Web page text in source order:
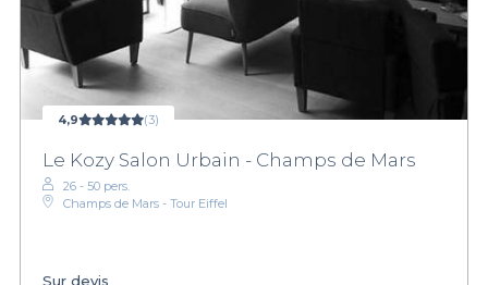
4,9 (3)
Le Kozy Salon Urbain - Champs de Mars
26 - 50 pers.
Champs de Mars - Tour Eiffel
Sur devis